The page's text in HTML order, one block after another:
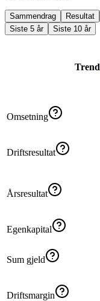
Sammendrag Resultat
Siste 5 år
Siste 10 år
Trend
Omsetning
Driftsresultat
Årsresultat
Egenkapital
Sum gjeld
Driftsmargin